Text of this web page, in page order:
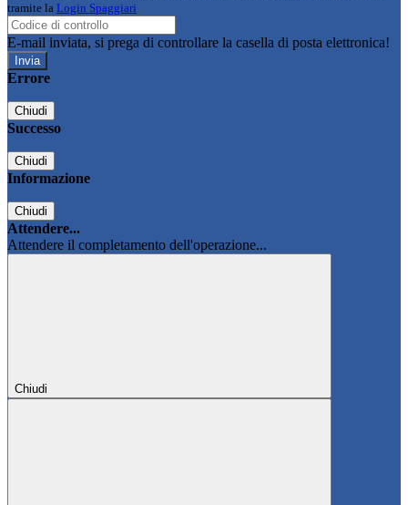
tramite la Login Spaggiari
E-mail inviata, si prega di controllare la casella di posta elettronica!
Errore
Chiudi
Successo
Chiudi
Informazione
Chiudi
Attendere...
Attendere il completamento dell'operazione...
Chiudi